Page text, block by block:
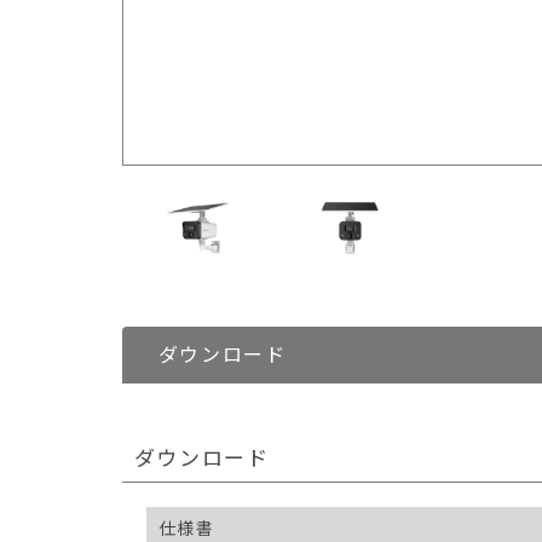
ダウンロード
ダウンロード
仕様書